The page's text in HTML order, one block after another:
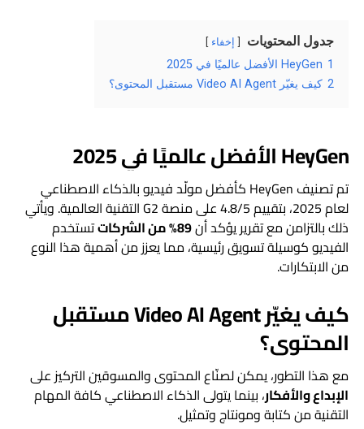
جدول المحتويات إخفاء
1 HeyGen الأفضل عالميًا في 2025
2 كيف يغيّر Video AI Agent مستقبل المحتوى؟
HeyGen الأفضل عالميًا في 2025
تم تصنيف HeyGen كأفضل مولّد فيديو بالذكاء الاصطناعي
لعام 2025، بتقييم 4.8/5 على منصة G2 التقنية العالمية. ويأتي
ذلك بالتزامن مع تقرير يؤكد أن89% من الشركات
تستخدم
الفيديو كوسيلة تسويق رئيسية، مما يعزز من أهمية هذا النوع
من الابتكارات.
كيف يغيّر Video AI Agent مستقبل
المحتوى؟
مع هذا التطور، يمكن لصنّاع المحتوى والمسوقين التركيز على
الإبداع والأفكار، بينما يتولى الذكاء الاصطناعي كافة المهام
التقنية من كتابة ومونتاج وتمثيل.